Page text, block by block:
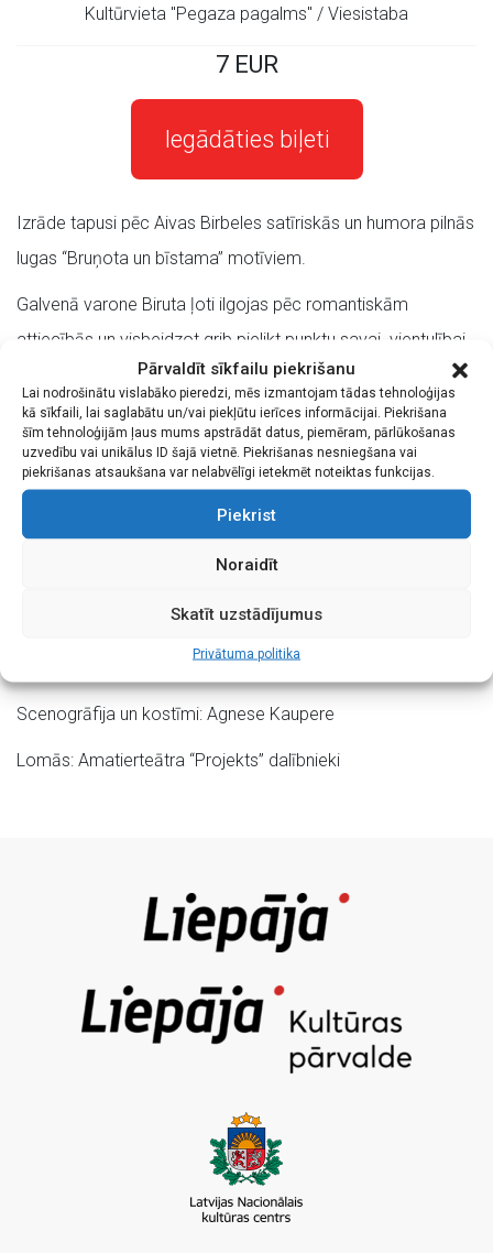
Pārvaldīt sīkfailu piekrišanu
Lai nodrošinātu vislabāko pieredzi, mēs izmantojam tādas tehnoloģijas
kā sīkfaili, lai saglabātu un/vai piekļūtu ierīces informācijai. Piekrišana
šīm tehnoloģijām ļaus mums apstrādāt datus, piemēram, pārlūkošanas
uzvedību vai unikālus ID šajā vietnē. Piekrišanas nesniegšana vai
piekrišanas atsaukšana var nelabvēlīgi ietekmēt noteiktas funkcijas.
Piekrist
Noraidīt
Skatīt uzstādījumus
Privātuma politika
Kultūrvieta "Pegaza pagalms" / Viesistaba
7 EUR
Iegādāties biļeti
Izrāde tapusi pēc Aivas Birbeles satīriskās un humora pilnās
lugas “Bruņota un bīstama” motīviem.
Galvenā varone Biruta ļoti ilgojas pēc romantiskām
attiecībās un visbeidzot grib pielikt punktu savai vientulībai.
Viņa apņēmusies 90 dienās tikt pie sava Sapņu prinča. Lai
iekarotu savu iecerēto, Biruta apgūst visas vīriešu
valdzināšanas prasmes, sākot ar to, kas jāvelk mugurā,
dodoties uz pirmo tikšanos; kā lietot ķermeņa valodu; līdz
frāzēm, kuras sacīt tikšanās reizē, kā arī veic izsekošanu,
vārdu. Notiek ekstremāla atzīšanās, satikšanās un…
Scenogrāfija un kostīmi: Agnese Kaupere
Lomās: Amatierteātra “Projekts” dalībnieki